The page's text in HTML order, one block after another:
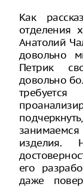
Как
отделения
Анатолий
довольно
Петрик
довольно
занимаемся
изделия.
его
даже